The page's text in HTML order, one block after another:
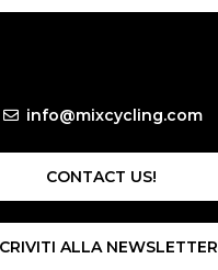
info@mixcycling.com
CONTACT US!
ALLA NEWSLETTER